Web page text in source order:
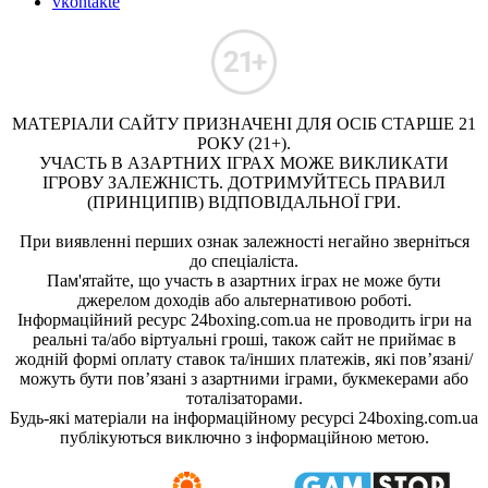
МАТЕРІАЛИ САЙТУ ПРИЗНАЧЕНІ ДЛЯ ОСІБ СТАРШЕ 21
РОКУ (21+).
УЧАСТЬ В АЗАРТНИХ ІГРАХ МОЖЕ ВИКЛИКАТИ
ІГРОВУ ЗАЛЕЖНІСТЬ. ДОТРИМУЙТЕСЬ ПРАВИЛ
(ПРИНЦИПІВ) ВІДПОВІДАЛЬНОЇ ГРИ.
При виявленні перших ознак залежності негайно зверніться
до спеціаліста.
Пам'ятайте, що участь в азартних іграх не може бути
джерелом доходів або альтернативою роботі.
Інформаційний ресурс 24boxing.com.ua не проводить ігри на
реальні та/або віртуальні гроші, також сайт не приймає в
жодній формі оплату ставок та/інших платежів, які пов’язані/
можуть бути пов’язані з азартними іграми, букмекерами або
тоталізаторами.
Будь-які матеріали на інформаційному ресурсі 24boxing.com.ua
публікуються виключно з інформаційною метою.